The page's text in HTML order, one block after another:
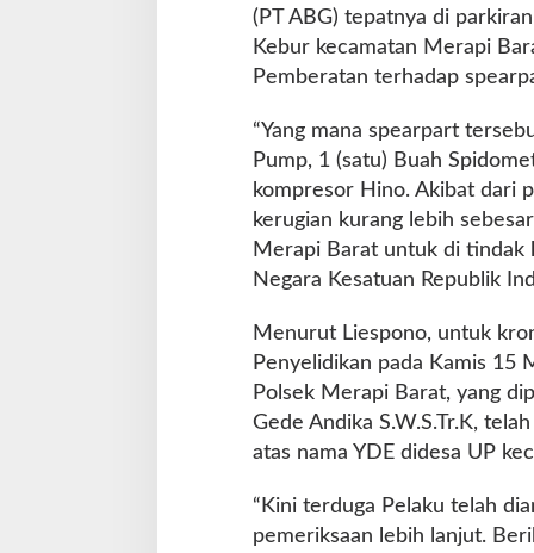
(PT ABG) tepatnya di
Kebur kecamatan Merapi
Pemberatan terhadap
“Yang mana spearpart
Pump, 1 (satu) Buah
kompresor Hino. Akibat dari
kerugian kurang lebih
Merapi Barat untuk di tindak
Negara Kesatuan Republik
Menurut Liespono, untuk
Penyelidikan pada Kamis 15
Polsek Merapi Barat, yang
Gede Andika S.W.S.Tr.K,
atas nama YDE didesa UP
“Kini terduga Pelaku telah
pemeriksaan lebih lanjut.